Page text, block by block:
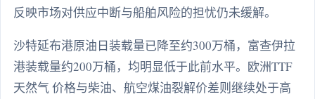
反映市场对供应中断与船舶风险的担忧仍未缓解。
沙特延布港原油日装载量已降至约300万桶，富查伊拉
港装载量约200万桶，均明显低于此前水平。欧洲TTF
天然气 价格与柴油、航空煤油裂解价差则继续处于高